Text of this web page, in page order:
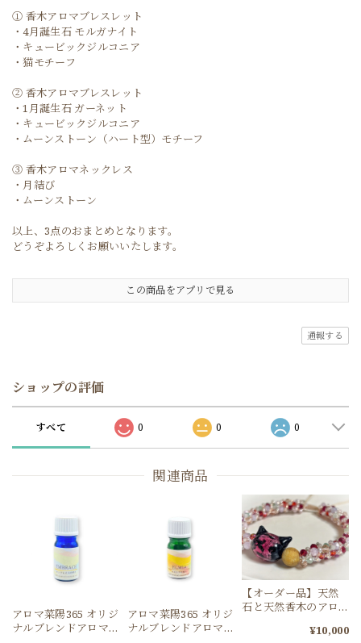
① 香木アロマブレスレット
・4月誕生石 モルガナイト
・キュービックジルコニア
・猫モチーフ
② 香木アロマブレスレット
・1月誕生石 ガーネット
・キュービックジルコニア
・ムーンストーン（ハート型）モチーフ
③ 香木アロマネックレス
・月結び
・ムーンストーン
以上、3点のおまとめとなります。
どうぞよろしくお願いいたします。
この商品をアプリで見る
通報する
ショップの評価
すべて 0 0 0
関連商品
アロマ菜陽365 オリジ
ナルブレンドアロマ
アロマ菜陽365 オリジ
ナルブレンドアロマ
【オーダー品】天然
石と天然香木のアロ
¥10,000